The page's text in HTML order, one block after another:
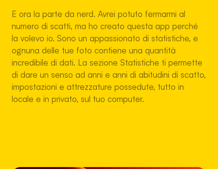
E ora la parte da nerd. Avrei potuto fermarmi al
numero di scatti, ma ho creato questa app perché
la volevo io. Sono un appassionato di statistiche, e
ognuna delle tue foto contiene una quantità
incredibile di dati. La sezione Statistiche ti permette
di dare un senso ad anni e anni di abitudini di scatto,
impostazioni e attrezzature possedute, tutto in
locale e in privato, sul tuo computer.